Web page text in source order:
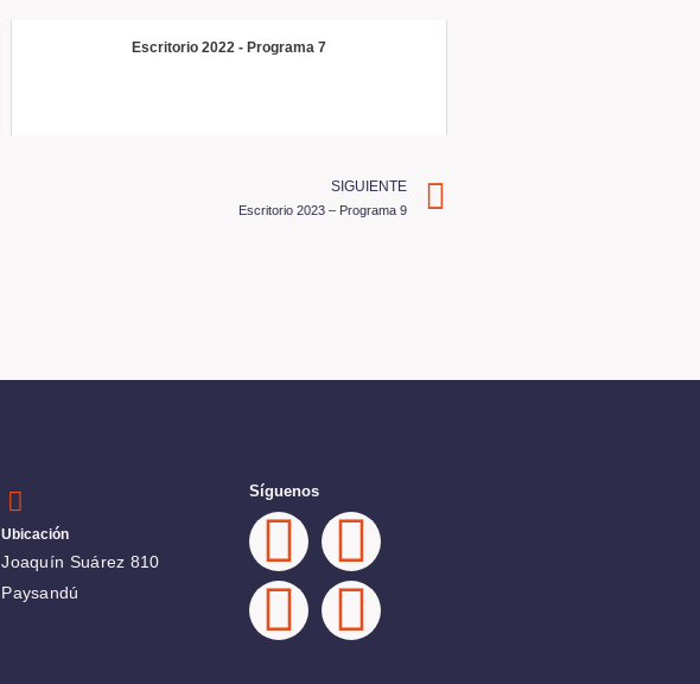
Escritorio 2022 - Programa 7
SIGUIENTE
Escritorio 2023 – Programa 9
Ubicación
Joaquín Suárez 810
Paysandú
Síguenos